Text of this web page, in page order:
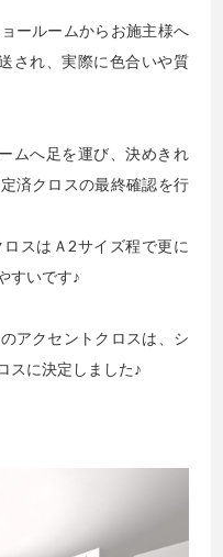
ールームからお施主様へ
され、実際に色合いや質
ムへ足を運び、決めきれ
済クロスの最終確認を行
スはＡ2サイズ程で更に
すいです♪
アクセントクロスは、シ
スに決定しました♪